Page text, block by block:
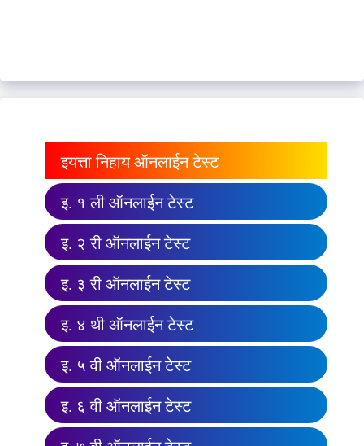
इयत्ता निहाय ऑनलाईन टेस्ट
इ. १ ली ऑनलाईन टेस्ट
इ. २ री ऑनलाईन टेस्ट
इ. ३ री ऑनलाईन टेस्ट
इ. ४ थी ऑनलाईन टेस्ट
इ. ५ वी ऑनलाईन टेस्ट
इ. ६ वी ऑनलाईन टेस्ट